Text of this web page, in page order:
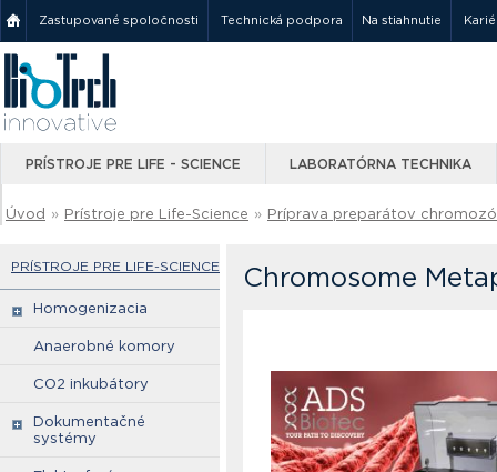
Zastupované spoločnosti Technická podpora Na stiahnutie
PRÍSTROJE PRE LIFE - SCIENCE LABORATÓRNA TECHNIKA
Úvod » Prístroje pre Life-Science » Príprava preparátov
PRÍSTROJE PRE LIFE-SCIENCE
Homogenizacia
Anaerobné komory
CO2 inkubátory
Dokumentačné
systémy
Chromosome